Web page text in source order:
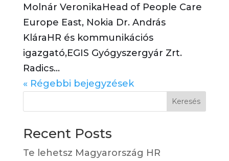
Molnár VeronikaHead of People Care
Europe East, Nokia Dr. András
KláraHR és kommunikációs
igazgató,EGIS Gyógyszergyár Zrt.
Radics...
« Régebbi bejegyzések
Keresés
Recent Posts
Te lehetsz Magyarország HR